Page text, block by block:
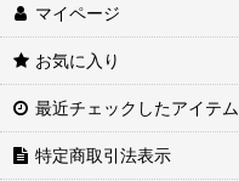
マイページ
お気に入り
最近チェックしたアイテム
特定商取引法表示